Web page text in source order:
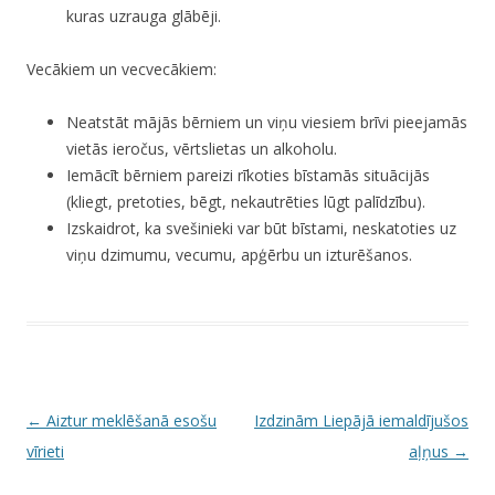
kuras uzrauga glābēji.
Vecākiem un vecvecākiem:
Neatstāt mājās bērniem un viņu viesiem brīvi pieejamās
vietās ieročus, vērtslietas un alkoholu.
Iemācīt bērniem pareizi rīkoties bīstamās situācijās
(kliegt, pretoties, bēgt, nekautrēties lūgt palīdzību).
Izskaidrot, ka svešinieki var būt bīstami, neskatoties uz
viņu dzimumu, vecumu, apģērbu un izturēšanos.
P
o
← Aiztur meklēšanā esošu
vīrieti
Izdzinām Liepājā iemaldījušos
aļņus →